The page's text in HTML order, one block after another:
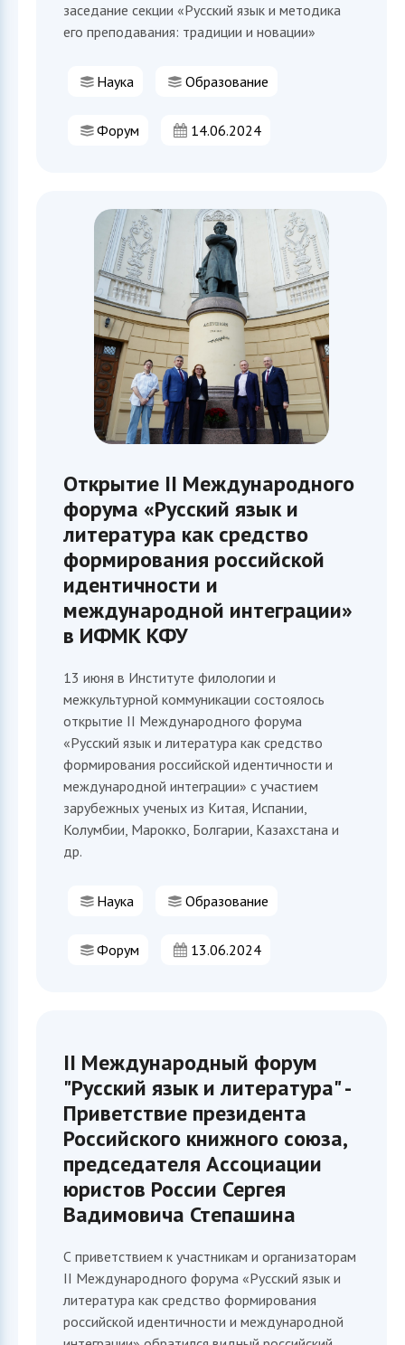
заседание секции «Русский язык и методика
его преподавания: традиции и новации»
Наука Образование
Форум 14.06.2024
Открытие II Международного
форума «Русский язык и
литература как средство
формирования российской
идентичности и
международной интеграции»
в ИФМК КФУ
13 июня в Институте филологии и
межкультурной коммуникации состоялось
открытие II Международного форума
«Русский язык и литература как средство
формирования российской идентичности и
международной интеграции» с участием
зарубежных ученых из Китая, Испании,
Колумбии, Марокко, Болгарии, Казахстана и
др.
Наука Образование
Форум 13.06.2024
II Международный форум
"Русский язык и литература" -
Приветствие президента
Российского книжного союза,
председателя Ассоциации
юристов России Сергея
Вадимовича Степашина
С приветствием к участникам и организаторам
II Международного форума «Русский язык и
литература как средство формирования
российской идентичности и международной